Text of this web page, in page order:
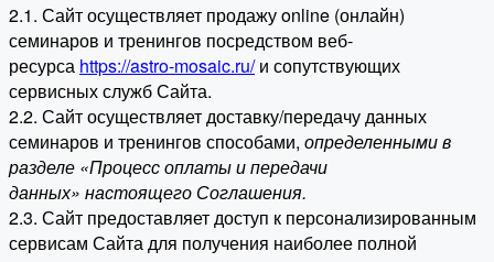
2.1. Сайт осуществляет продажу online (онлайн)
семинаров и тренингов посредством веб-
ресурса https://astro-mosaic.ru/и сопутствующих
сервисных служб Сайта.
2.2. Сайт осуществляет доставку/передачу данных
семинаров и тренингов способами, определенными в
разделе «Процесс оплаты и передачи
данных» настоящего Соглашения.
2.3. Сайт предоставляет доступ к персонализированным
сервисам Сайта для получения наиболее полной